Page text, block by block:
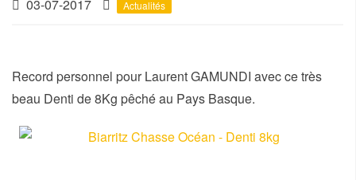
03-07-2017 Actualités
Record personnel pour Laurent GAMUNDI avec ce très
beau Denti de 8Kg pêché au Pays Basque.